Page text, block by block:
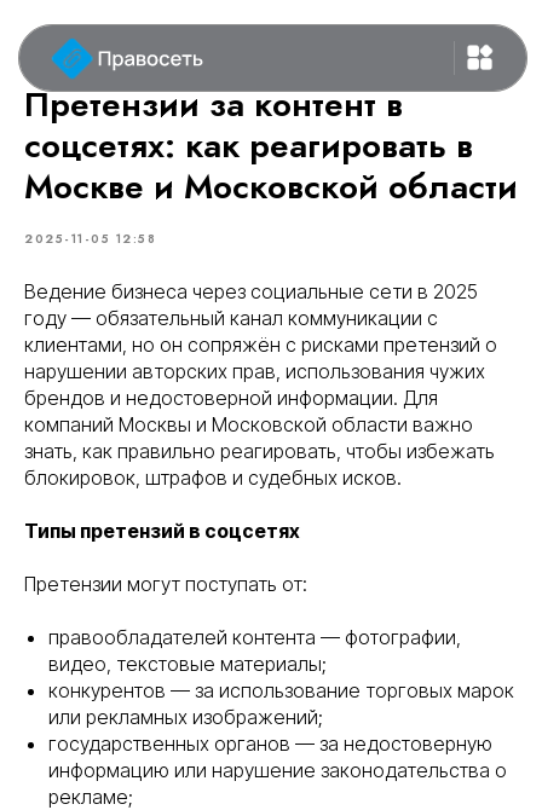
Претензии за контент в
соцсетях: как реагировать в
Москве и Московской области
2025-11-05 12:58
Ведение бизнеса через социальные сети в 2025
году — обязательный канал коммуникации с
клиентами, но он сопряжён с рисками претензий о
нарушении авторских прав, использования чужих
брендов и недостоверной информации. Для
компаний Москвы и Московской области важно
знать, как правильно реагировать, чтобы избежать
блокировок, штрафов и судебных исков.
Типы претензий в соцсетях
Претензии могут поступать от:
правообладателей контента — фотографии,
видео, текстовые материалы;
конкурентов — за использование торговых марок
или рекламных изображений;
государственных органов — за недостоверную
информацию или нарушение законодательства о
рекламе;